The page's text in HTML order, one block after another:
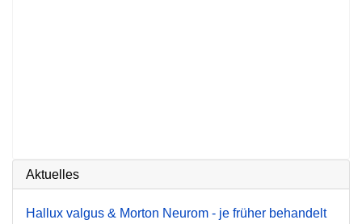
Aktuelles
Hallux valgus & Morton Neurom - je früher behandelt